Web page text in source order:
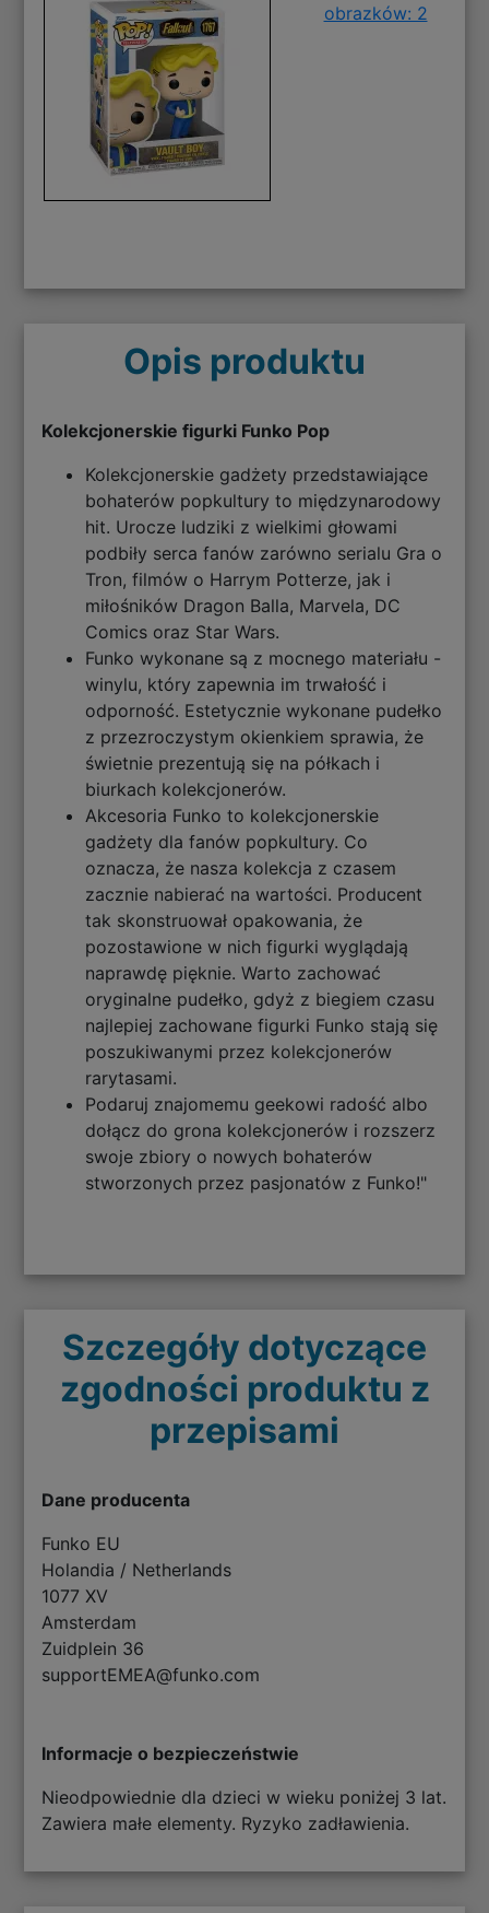
obrazków: 2
Opis produktu
Kolekcjonerskie figurki Funko Pop
Kolekcjonerskie gadżety przedstawiające
bohaterów popkultury to międzynarodowy
hit. Urocze ludziki z wielkimi głowami
podbiły serca fanów zarówno serialu Gra o
Tron, filmów o Harrym Potterze, jak i
miłośników Dragon Balla, Marvela, DC
Comics oraz Star Wars.
Funko wykonane są z mocnego materiału -
winylu, który zapewnia im trwałość i
odporność. Estetycznie wykonane pudełko
z przezroczystym okienkiem sprawia, że
świetnie prezentują się na półkach i
biurkach kolekcjonerów.
Akcesoria Funko to kolekcjonerskie
gadżety dla fanów popkultury. Co
oznacza, że nasza kolekcja z czasem
zacznie nabierać na wartości. Producent
tak skonstruował opakowania, że
pozostawione w nich figurki wyglądają
naprawdę pięknie. Warto zachować
oryginalne pudełko, gdyż z biegiem czasu
najlepiej zachowane figurki Funko stają się
poszukiwanymi przez kolekcjonerów
rarytasami.
Podaruj znajomemu geekowi radość albo
dołącz do grona kolekcjonerów i rozszerz
swoje zbiory o nowych bohaterów
stworzonych przez pasjonatów z Funko!"
Szczegóły dotyczące
zgodności produktu z
przepisami
Dane producenta
Funko EU
Holandia / Netherlands
1077 XV
Amsterdam
Zuidplein 36
supportEMEA@funko.com
Informacje o bezpieczeństwie
Nieodpowiednie dla dzieci w wieku poniżej 3 lat.
Zawiera małe elementy. Ryzyko zadławienia.